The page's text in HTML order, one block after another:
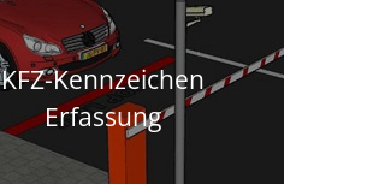
KFZ-Kennzeichen
Erfassung